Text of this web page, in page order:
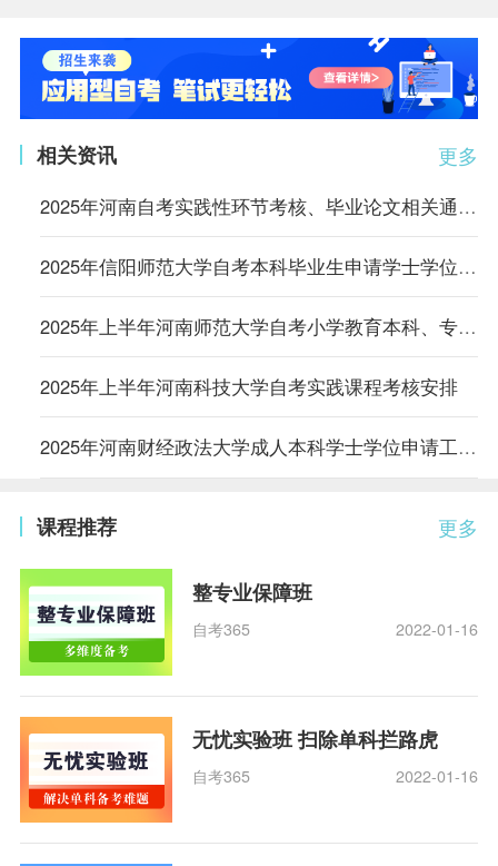
更多
相关资讯
2025年河南自考实践性环节考核、毕业论文相关通知汇总
2025年信阳师范大学自考本科毕业生申请学士学位工作的通知
2025年上半年河南师范大学自考小学教育本科、专科以及初等教育本科实践性环节考核报名的通知
2025年上半年河南科技大学自考实践课程考核安排
2025年河南财经政法大学成人本科学士学位申请工作的通知
更多
课程推荐
整专业保障班
自考365 2022-01-16
无忧实验班 扫除单科拦路虎
自考365 2022-01-16